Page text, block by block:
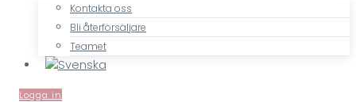
Kontakta oss
Bli återförsäljare
Teamet
Logga in